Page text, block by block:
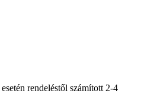
esetén rendeléstől számított 2-4